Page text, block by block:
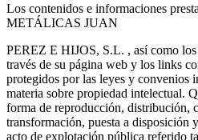
Los contenidos e informaciones
METÁLICAS JUAN
PEREZ E HIJOS, S.L. , así como
través de su página web y los links
protegidos por las leyes y convenios
materia sobre propiedad intelectual.
forma de reproducción, distribución,
transformación, puesta a disposición
acto de explotación pública referido